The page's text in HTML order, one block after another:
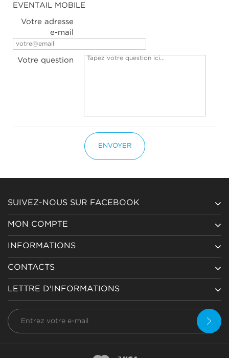
EVENTAIL MOBILE
Votre adresse
e-mail
Votre question
ENVOYER
SUIVEZ-NOUS SUR FACEBOOK
MON COMPTE
INFORMATIONS
CONTACTS
LETTRE D'INFORMATIONS